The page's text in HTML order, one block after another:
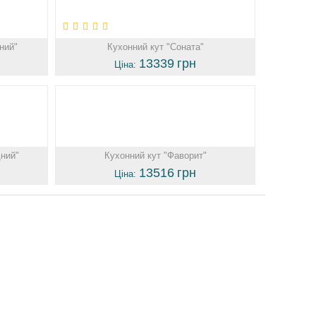
Кухонний кут "Соната"
Ціна: 13339 грн
Кухонний кут "Фаворит"
Ціна: 13516 грн